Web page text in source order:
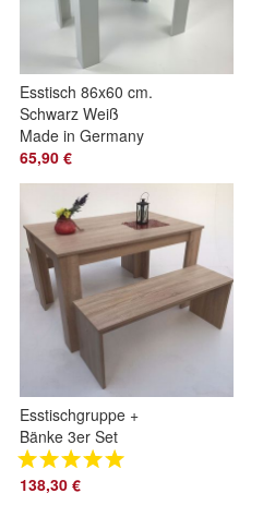
Esstisch 86x60 cm.
Schwarz Weiß
Made in Germany
65,90 €
Esstischgruppe +
Bänke 3er Set
110x70cm Sonoma
Eiche hell Sägerau
138,30 €